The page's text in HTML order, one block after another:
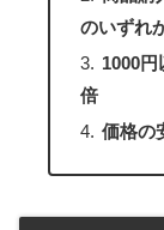
のいずれ
1000
倍
価格の